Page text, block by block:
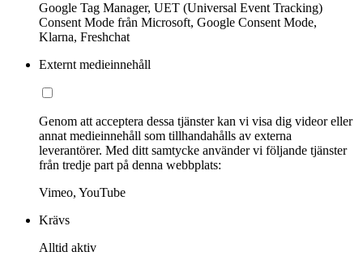
Google Tag Manager, UET (Universal Event Tracking)
Consent Mode från Microsoft, Google Consent Mode,
Klarna, Freshchat
Externt medieinnehåll
Genom att acceptera dessa tjänster kan vi visa dig videor eller
annat medieinnehåll som tillhandahålls av externa
leverantörer. Med ditt samtycke använder vi följande tjänster
från tredje part på denna webbplats:
Vimeo, YouTube
Krävs
Alltid aktiv